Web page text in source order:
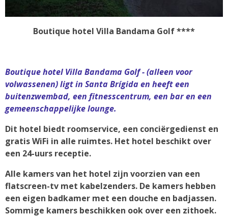
Boutique hotel Villa Bandama Golf ****
Boutique hotel Villa Bandama Golf - (alleen voor
volwassenen) ligt in Santa Brígida en heeft een
buitenzwembad, een fitnesscentrum, een bar en een
gemeenschappelijke lounge.
Dit hotel biedt roomservice, een conciërgedienst en
gratis WiFi in alle ruimtes. Het hotel beschikt over
een 24-uurs receptie.
Alle kamers van het hotel zijn voorzien van een
flatscreen-tv met kabelzenders. De kamers hebben
een eigen badkamer met een douche en badjassen.
Sommige kamers beschikken ook over een zithoek.